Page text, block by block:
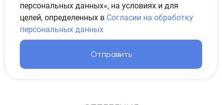
персональных данных», на условиях и для
целей, определенных в Согласии на обработку
персональных данных
Отправить